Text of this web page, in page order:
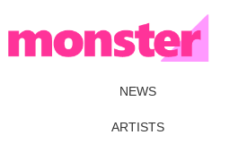
NEWS
ARTISTS